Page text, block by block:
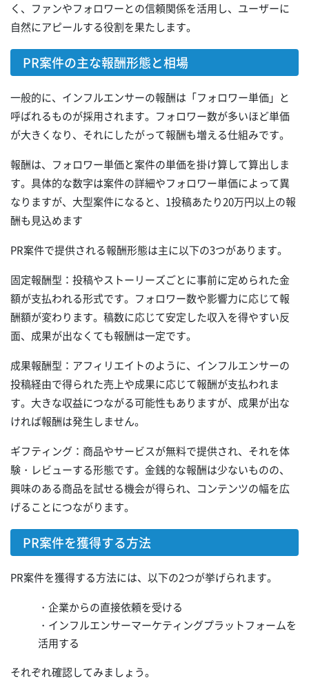
く、ファンやフォロワーとの信頼関係を活用し、ユーザーに
自然にアピールする役割を果たします。
PR案件の主な報酬形態と相場
一般的に、インフルエンサーの報酬は「フォロワー単価」と
呼ばれるものが採用されます。フォロワー数が多いほど単価
が大きくなり、それにしたがって報酬も増える仕組みです。
報酬は、フォロワー単価と案件の単価を掛け算して算出しま
す。具体的な数字は案件の詳細やフォロワー単価によって異
なりますが、大型案件になると、1投稿あたり20万円以上の報
酬も見込めます
PR案件で提供される報酬形態は主に以下の3つがあります。
固定報酬型：投稿やストーリーズごとに事前に定められた金
額が支払われる形式です。フォロワー数や影響力に応じて報
酬額が変わります。稿数に応じて安定した収入を得やすい反
面、成果が出なくても報酬は一定です。
成果報酬型：アフィリエイトのように、インフルエンサーの
投稿経由で得られた売上や成果に応じて報酬が支払われま
す。大きな収益につながる可能性もありますが、成果が出な
ければ報酬は発生しません。
ギフティング：商品やサービスが無料で提供され、それを体
験・レビューする形態です。金銭的な報酬は少ないものの、
興味のある商品を試せる機会が得られ、コンテンツの幅を広
げることにつながります。
PR案件を獲得する方法
PR案件を獲得する方法には、以下の2つが挙げられます。
・企業からの直接依頼を受ける
・インフルエンサーマーケティングプラットフォームを
活用する
それぞれ確認してみましょう。